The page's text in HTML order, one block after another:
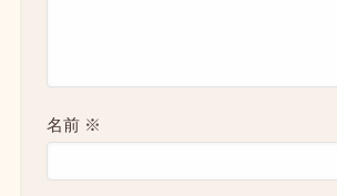
名前 ※